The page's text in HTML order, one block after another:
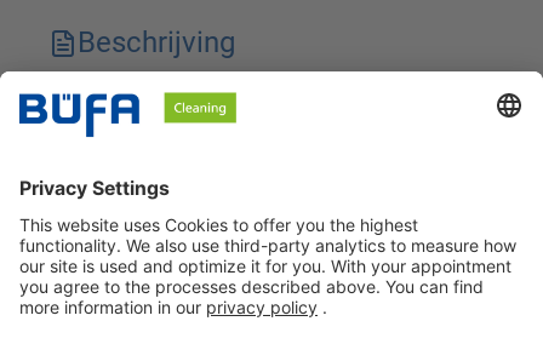
Beschrijving
Technische kenmerken
Veiligheidsinstructies